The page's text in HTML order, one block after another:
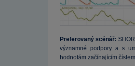
Preferovaný scénář:
významné podpory a s
hodnotám začínajícím